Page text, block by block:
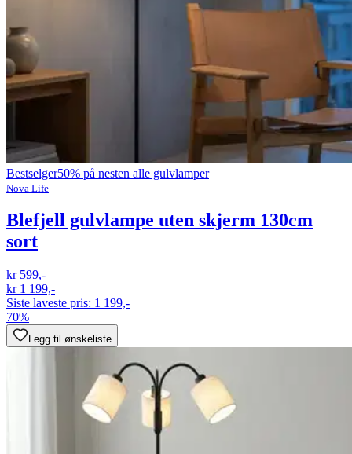
Bestselger50% på nesten alle gulvlamper
Nova Life
Blefjell gulvlampe uten skjerm 130cm
sort
kr 599,-
kr 1 199,-
Siste laveste pris: 1 199,-
70%
Legg til ønskeliste